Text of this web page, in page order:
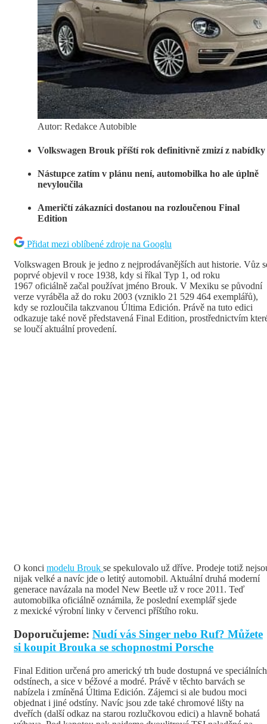
Autor: Redakce Autobible
Volkswagen Brouk příští rok definitivně zmizí z nabídky
Nástupce zatím v plánu není, automobilka ho ale úplně
nevyloučila
Američtí zákazníci dostanou na rozloučenou Final
Edition
Přidat mezi oblíbené zdroje na Googlu
Volkswagen Brouk je jedno z nejprodávanějších aut historie. Vůz
poprvé objevil v roce 1938, kdy si říkal Typ 1, od roku
1967 oficiálně začal používat jméno Brouk. V Mexiku se původní
verze vyráběla až do roku 2003 (vzniklo 21 529 464 exemplářů),
kdy se rozloučila takzvanou Última Edición. Právě na tuto edici
odkazuje také nově představená Final Edition, prostřednictvím
se loučí aktuální provedení.
O konci modelu Brouk se spekulovalo už dříve. Prodeje totiž
nijak velké a navíc jde o letitý automobil. Aktuální druhá moderní
generace navázala na model New Beetle už v roce 2011. Teď
automobilka oficiálně oznámila, že poslední exemplář sjede
z mexické výrobní linky v červenci příštího roku.
Doporučujeme: Nudí vás Singer nebo Ruf? Můžete
si koupit Brouka se schopnostmi Porsche
Final Edition určená pro americký trh bude dostupná ve speciálních
odstínech, a sice v béžové a modré. Právě v těchto barvách se
nabízela i zmíněná Última Edición. Zájemci si ale budou moci
objednat i jiné odstíny. Navíc jsou zde také chromové lišty na
dveřích (další odkaz na starou rozlučkovou edici) a hlavně bohatá